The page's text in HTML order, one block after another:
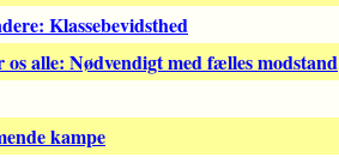
Klassebevidsthed
alle: Nødvendigt med fælles modstand
kampe